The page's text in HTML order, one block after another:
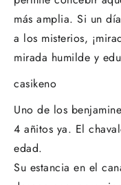
más amplia. Si un
a los misterios,
mirada humilde y
casikeno
Uno de los
4 añitos ya. El
edad.
Su estancia en el